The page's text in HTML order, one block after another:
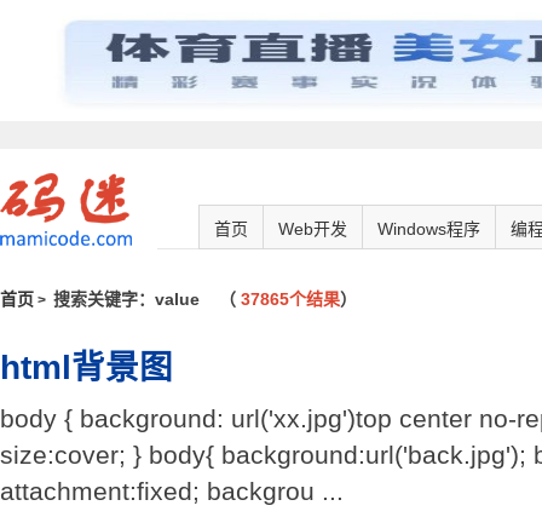
首页 Web开发 Windows程序 编
首页 > 搜索关键字：value （ 37865个结果）
html背景图
body { background: url('xx.jpg')top center no-
size:cover; } body{ background:url('back.jpg');
attachment:fixed; backgrou ...